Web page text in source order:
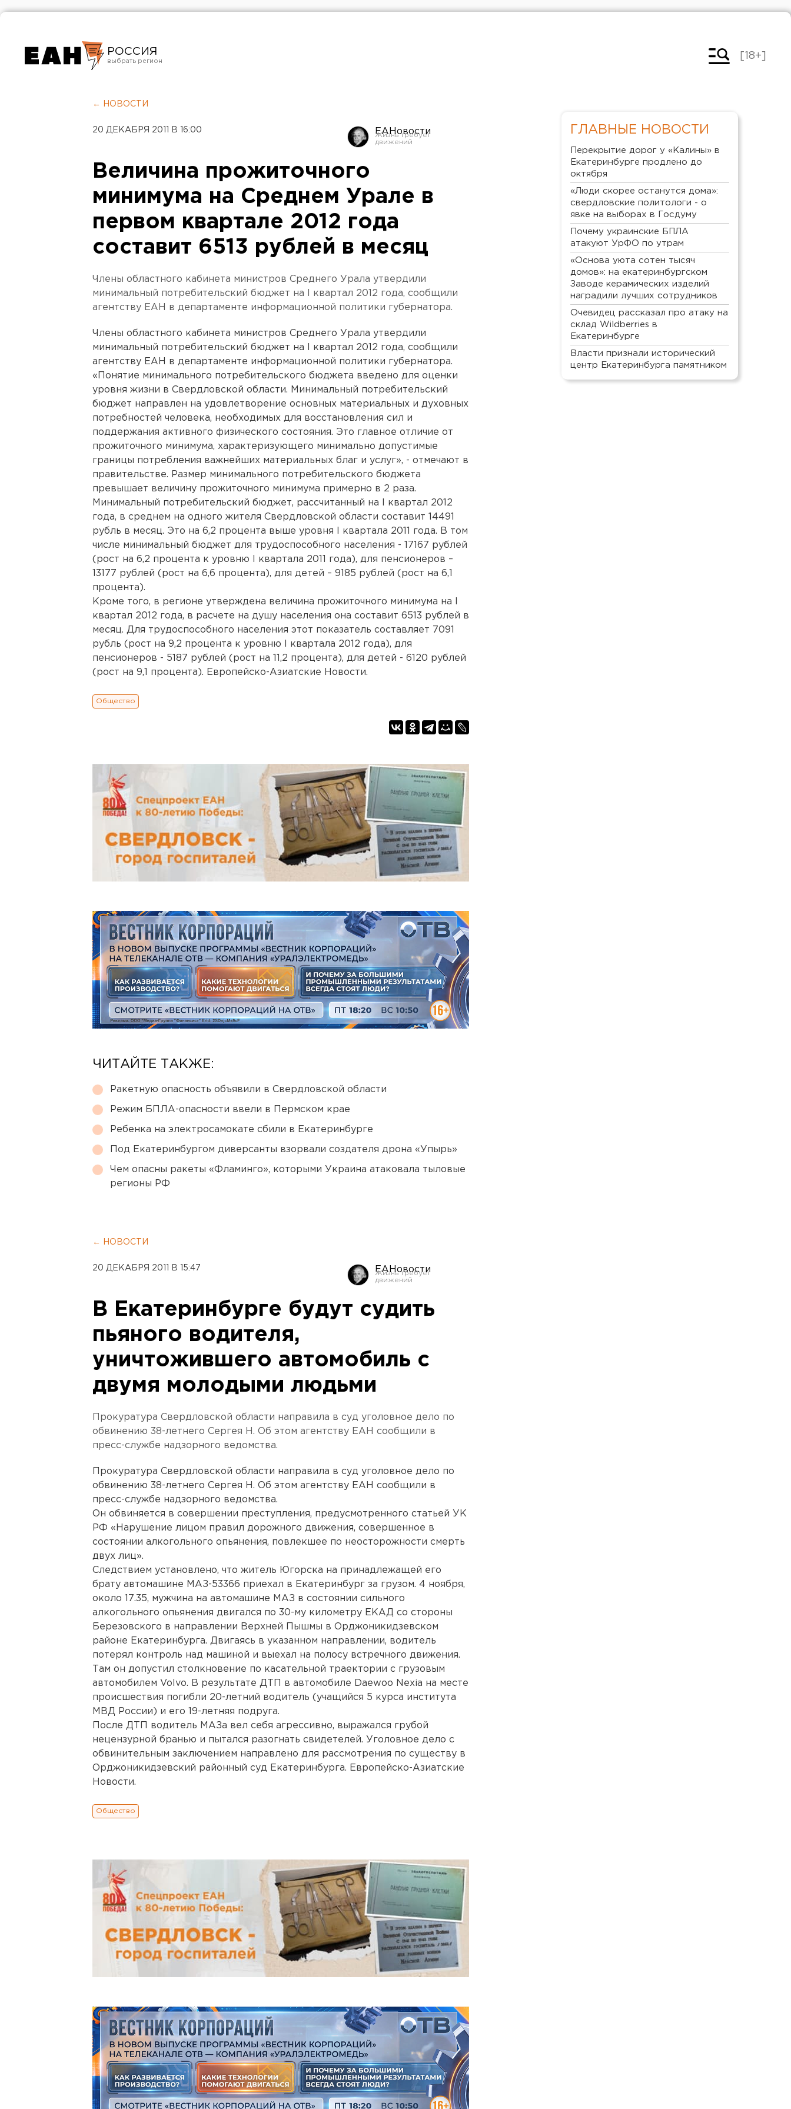
РОССИЯ
Челябинск
[18+]
← НОВОСТИ
20 ДЕКАБРЯ 2011 В 16:00 ЕАНовости
Величина прожиточного
минимума на Среднем Урале в
первом квартале 2012 года
составит 6513 рублей в месяц
Члены областного кабинета министров Среднего Урала утвердили
минимальный потребительский бюджет на I квартал 2012 года, сообщили
агентству ЕАН в департаменте информационной политики губернатора.
Члены областного кабинета министров Среднего Урала утвердили
минимальный потребительский бюджет на I квартал 2012 года, сообщили
агентству ЕАН в департаменте информационной политики губернатора.
«Понятие минимального потребительского бюджета введено для оценки
уровня жизни в Свердловской области. Минимальный потребительский
бюджет направлен на удовлетворение основных материальных и духовных
потребностей человека, необходимых для восстановления сил и
поддержания активного физического состояния. Это главное отличие от
прожиточного минимума, характеризующего минимально допустимые
границы потребления важнейших материальных благ и услуг», - отмечают в
правительстве. Размер минимального потребительского бюджета
превышает величину прожиточного минимума примерно в 2 раза.
Минимальный потребительский бюджет, рассчитанный на I квартал 2012
года, в среднем на одного жителя Свердловской области составит 14491
рубль в месяц. Это на 6,2 процента выше уровня I квартала 2011 года. В том
числе минимальный бюджет для трудоспособного населения - 17167 рублей
(рост на 6,2 процента к уровню I квартала 2011 года), для пенсионеров –
13177 рублей (рост на 6,6 процента), для детей – 9185 рублей (рост на 6,1
процента).
Кроме того, в регионе утверждена величина прожиточного минимума на I
квартал 2012 года, в расчете на душу населения она составит 6513 рублей в
месяц. Для трудоспособного населения этот показатель составляет 7091
рубль (рост на 9,2 процента к уровню I квартала 2012 года), для
пенсионеров - 5187 рублей (рост на 11,2 процента), для детей - 6120 рублей
(рост на 9,1 процента). Европейско-Азиатские Новости.
Общество
ЧИТАЙТЕ ТАКЖЕ:
Ракетную опасность объявили в Свердловской области
Режим БПЛА-опасности ввели в Пермском крае
Ребенка на электросамокате сбили в Екатеринбурге
Под Екатеринбургом диверсанты взорвали создателя дрона «Упырь»
Чем опасны ракеты «Фламинго», которыми Украина атаковала тыловые
регионы РФ
← НОВОСТИ
20 ДЕКАБРЯ 2011 В 15:47 ЕАНовости
В Екатеринбурге будут судить
пьяного водителя,
уничтожившего автомобиль с
двумя молодыми людьми
Прокуратура Свердловской области направила в суд уголовное дело по
обвинению 38-летнего Сергея Н. Об этом агентству ЕАН сообщили в
пресс-службе надзорного ведомства.
Прокуратура Свердловской области направила в суд уголовное дело по
обвинению 38-летнего Сергея Н. Об этом агентству ЕАН сообщили в
пресс-службе надзорного ведомства.
Он обвиняется в совершении преступления, предусмотренного статьей УК
РФ «Нарушение лицом правил дорожного движения, совершенное в
состоянии алкогольного опьянения, повлекшее по неосторожности смерть
двух лиц».
Следствием установлено, что житель Югорска на принадлежащей его
брату автомашине МАЗ-53366 приехал в Екатеринбург за грузом. 4 ноября,
около 17.35, мужчина на автомашине МАЗ в состоянии сильного
алкогольного опьянения двигался по 30-му километру ЕКАД со стороны
Березовского в направлении Верхней Пышмы в Орджоникидзевском
районе Екатеринбурга. Двигаясь в указанном направлении, водитель
потерял контроль над машиной и выехал на полосу встречного движения.
Там он допустил столкновение по касательной траектории с грузовым
автомобилем Volvo. В результате ДТП в автомобиле Daewoo Nexia на месте
происшествия погибли 20-летний водитель (учащийся 5 курса института
МВД России) и его 19-летняя подруга.
После ДТП водитель МАЗа вел себя агрессивно, выражался грубой
нецензурной бранью и пытался разогнать свидетелей. Уголовное дело с
обвинительным заключением направлено для рассмотрения по существу в
Орджоникидзевский районный суд Екатеринбурга. Европейско-Азиатские
Новости.
Общество
ГЛАВНЫЕ НОВОСТИ
Перекрытие дорог у «Калины» в
Екатеринбурге продлено до
октября
«Люди скорее останутся дома»:
свердловские политологи - о
явке на выборах в Госдуму
Почему украинские БПЛА
атакуют УрФО по утрам
«Основа уюта сотен тысяч
домов»: на екатеринбургском
Заводе керамических изделий
наградили лучших сотрудников
Очевидец рассказал про атаку на
склад Wildberries в
Екатеринбурге
Власти признали исторический
центр Екатеринбурга памятником